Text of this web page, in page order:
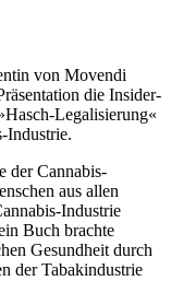
von Movendi
die Insider-
Legalisierung«
Industrie.
der Cannabis-
aus allen
Industrie
Buch brachte
Gesundheit durch
der Tabakindustrie